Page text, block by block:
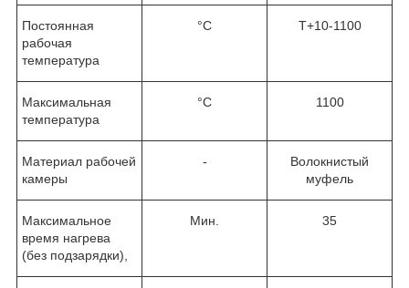
Постоянная
рабочая
температура
°C T+10-1100
Максимальная
температура
°C 1100
Материал рабочей
камеры
-
Волокнистый
муфель
Максимальное
время нагрева
(без подзарядки),
Мин. 35